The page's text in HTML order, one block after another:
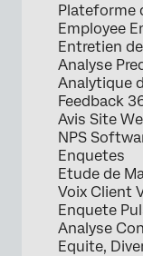
Plateforme
Employee
Entretien
Analyse
Analytique
Feedback
Avis Site
NPS
Enquetes
Etude de
Voix Client
Enquete
Analyse
Equite,